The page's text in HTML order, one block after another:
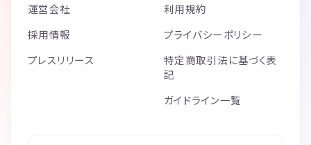
運営会社
採用情報
プレスリリース
利用規約
プライバシーポリシー
特定商取引法に基づく表
記
ガイドライン一覧